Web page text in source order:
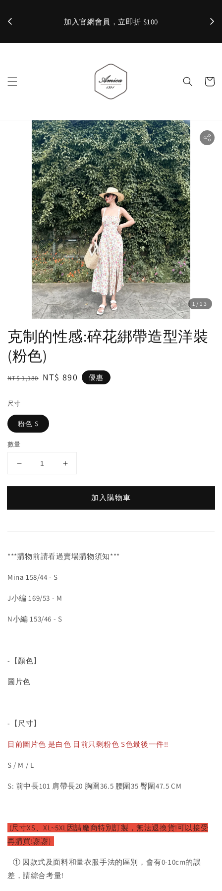
加入官網會員，立即折 $100 ✨
1 /13
克制的性感:碎花綁帶造型洋裝
(粉色)
Regular
NT$ 1,180 Sale
NT$ 890 優惠
尺寸
粉色 S
數量
加入購物車
***購物前請看過賣場購物須知***
Mina 158/44 - S
J小編 169/53 - M
N小編 153/46 - S
-【顏色】
圖片色
-【尺寸】
目前圖片色 是白色 目前只剩粉色 S色最後一件!!
S / M / L
S: 前中長101 肩帶長20 胸圍36.5 腰圍35 臀圍47.5 CM
(尺寸XS、XL~5XL因請廠商特別訂製，無法退換貨!可以接受
再購買!謝謝)
① 因款式及面料和量衣服手法的區別，會有0-10cm的誤
差，請綜合考量!